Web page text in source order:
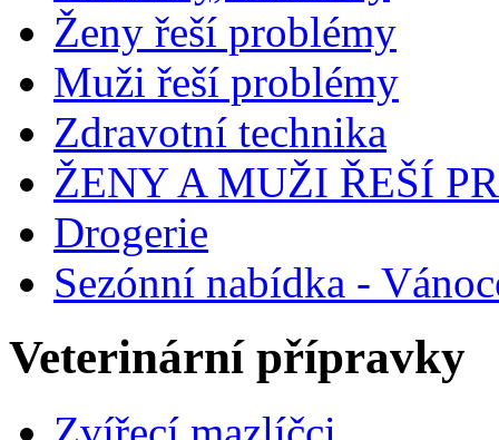
Ženy řeší problémy
Muži řeší problémy
Zdravotní technika
ŽENY A MUŽI ŘEŠÍ
Drogerie
Sezónní nabídka -
Veterinární přípravky